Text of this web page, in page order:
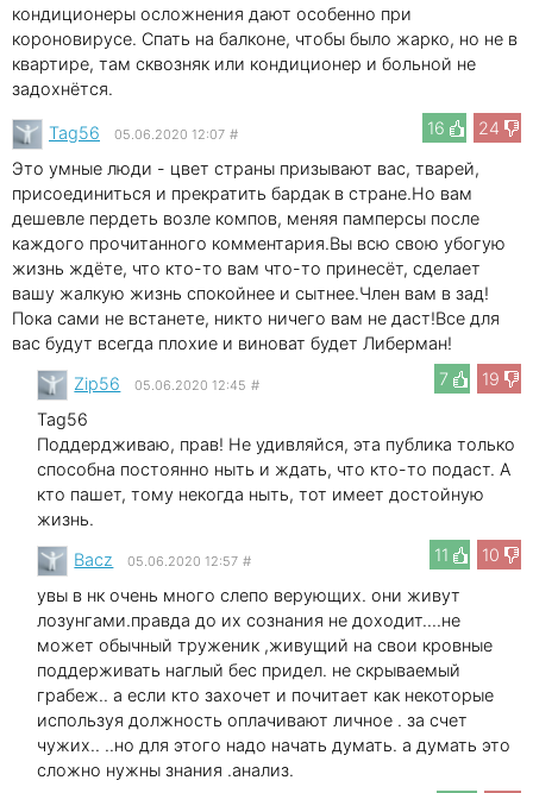
кондиционеры осложнения дают особенно при
короновирусе. Спать на балконе, чтобы было жарко, но не в
квартире, там сквозняк или кондиционер и больной не
задохнётся.
16
24
Tag56 05.06.2020 12:07 #
Это умные люди - цвет страны призывают вас, тварей,
присоединиться и прекратить бардак в стране.Но вам
дешевле пердеть возле компов, меняя памперсы после
каждого прочитанного комментария.Вы всю свою убогую
жизнь ждёте, что кто-то вам что-то принесёт, сделает
вашу жалкую жизнь спокойнее и сытнее.Член вам в зад!
Пока сами не встанете, никто ничего вам не даст!Все для
вас будут всегда плохие и виноват будет Либерман!
7
19
Zip56 05.06.2020 12:45 #
Tag56
Поддердживаю, прав! Не удивляйся, эта публика только
способна постоянно ныть и ждать, что кто-то подаст. А
кто пашет, тому некогда ныть, тот имеет достойную
жизнь.
11
10
Bacz 05.06.2020 12:57 #
увы в нк очень много слепо верующих. они живут
лозунгами.правда до их сознания не доходит....не
может обычный труженик ,живущий на свои кровные
поддерживать наглый бес придел. не скрываемый
грабеж.. а если кто захочет и почитает как некоторые
используя должность оплачивают личное . за счет
чужих.. ..но для этого надо начать думать. а думать это
сложно нужны знания .анализ.